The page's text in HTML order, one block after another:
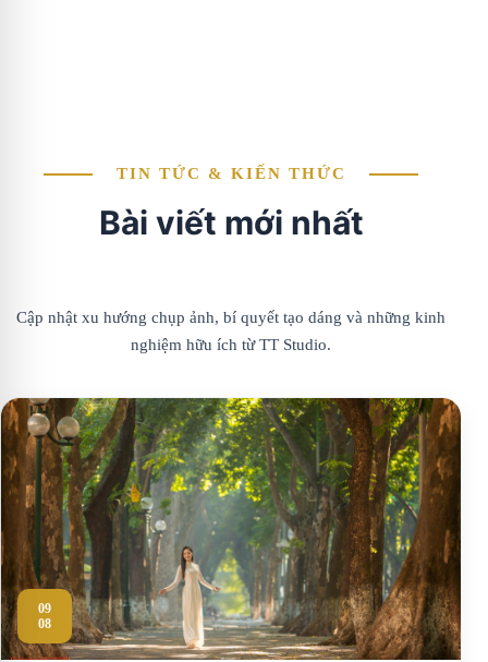
TIN TỨC & KIẾN THỨC
Bài viết mới nhất
Cập nhật xu hướng chụp ảnh, bí quyết tạo dáng và những kinh
nghiệm hữu ích từ TT Studio.
09
08